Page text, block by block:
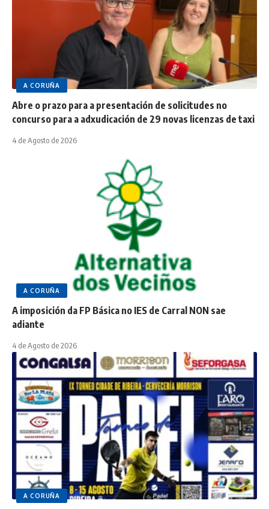
A CORUÑA
Abre o prazo para a presentación de solicitudes no
concurso para a adxudicación de 29 novas licenzas de taxi
4 de Agosto de 2026
A CORUÑA
A imposición da FP Básica no IES de Carral NON sae
adiante
4 de Agosto de 2026
A CORUÑA